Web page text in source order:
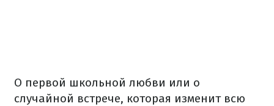
О первой школьной любви или о
случайной встрече, которая изменит всю